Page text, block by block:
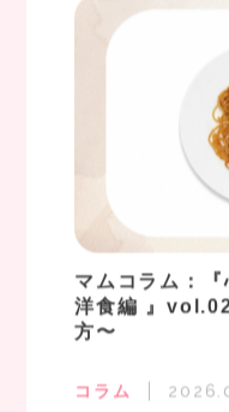
マムコラム：
洋食編 』
方〜
コラム